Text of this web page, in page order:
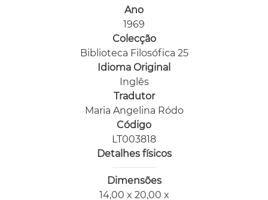
Ano
1969
Colecção
Biblioteca Filosófica 25
Idioma Original
Inglês
Tradutor
Maria Angelina Ródo
Código
LT003818
Detalhes físicos
Dimensões
14,00 x 20,00 x